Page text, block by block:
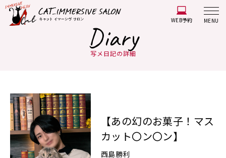
WEB予約 MENU
Diary
写メ日記の詳細
【あの幻のお菓子！マス
カット〇ン〇ン】
西島勝利